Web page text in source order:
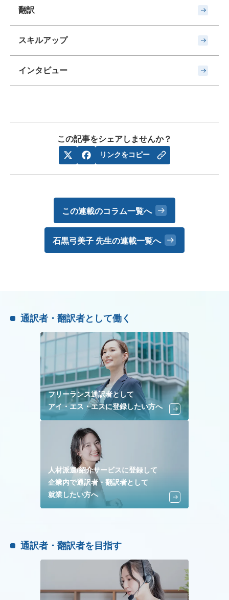
翻訳
スキルアップ
インタビュー
この記事をシェアしませんか？
リンクをコピー
この連載のコラム一覧へ
石黒弓美子 先生の連載一覧へ
通訳者・翻訳者として働く
フリーランス通訳者として
アイ・エス・エスに登録したい方へ
人材派遣/紹介サービスに登録して
企業内で通訳者・翻訳者として
就業したい方へ
通訳者・翻訳者を目指す